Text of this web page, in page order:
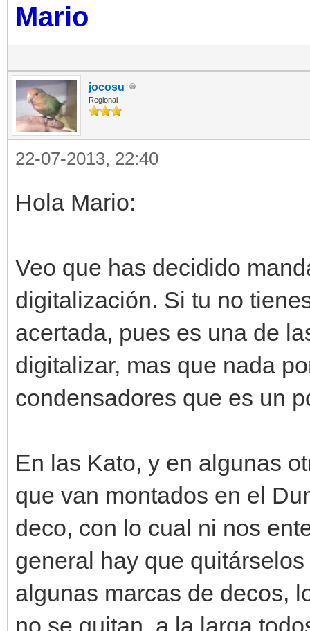
Mario
jocosu
Regional
22-07-2013, 22:40
Hola Mario:
Veo que has decidido
digitalización. Si tu no
acertada, pues es una de
digitalizar, mas que nada
condensadores que es un
En las Kato, y en algunas
que van montados en el
deco, con lo cual ni nos
general hay que
algunas marcas de decos,
no se quitan, a la larga